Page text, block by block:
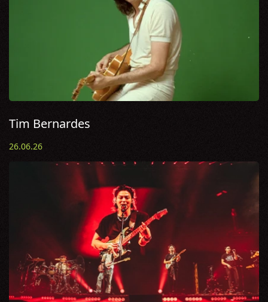
Tim Bernardes
26.06.26